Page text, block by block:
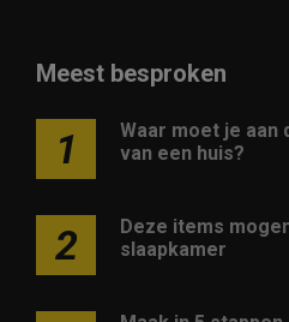
Meest besproken
1
Waar moet je aan
van een huis?
2
Deze items
slaapkamer